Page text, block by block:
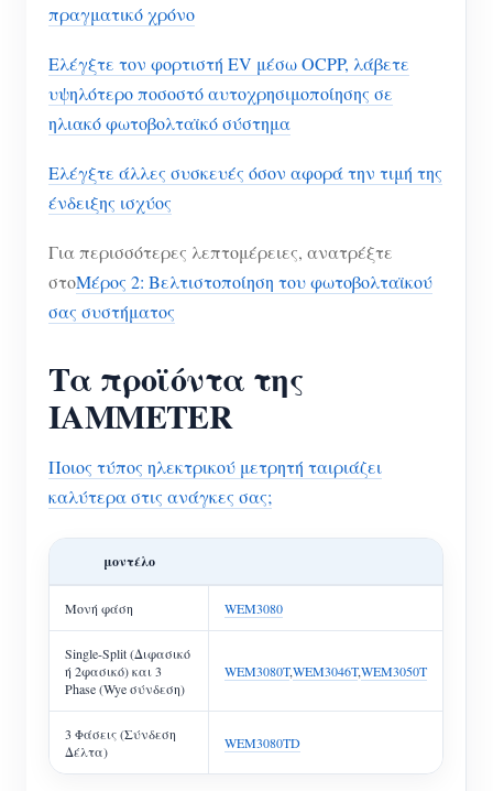
πραγματικό χρόνο
Ελέγξτε τον φορτιστή EV μέσω OCPP, λάβετε
υψηλότερο ποσοστό αυτοχρησιμοποίησης σε
ηλιακό φωτοβολταϊκό σύστημα
Ελέγξτε άλλες συσκευές όσον αφορά την τιμή της
ένδειξης ισχύος
Για περισσότερες λεπτομέρειες, ανατρέξτε
στοΜέρος 2: Βελτιστοποίηση του φωτοβολταϊκού
σας συστήματος
Τα προϊόντα της
IAMMETER
Ποιος τύπος ηλεκτρικού μετρητή ταιριάζει
καλύτερα στις ανάγκες σας;
μοντέλο
Μονή φάση WEM3080
Single-Split (Διφασικό
ή 2φασικό) και 3
Phase (Wye σύνδεση)
WEM3080T,WEM3046T,WEM3050T
3 Φάσεις (Σύνδεση
Δέλτα)
WEM3080TD